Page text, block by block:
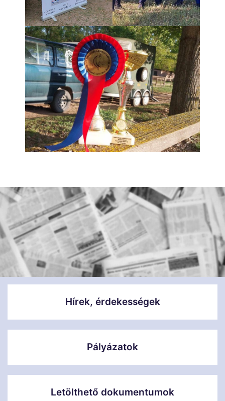
Hírek, érdekességek
Pályázatok
Letölthető dokumentumok